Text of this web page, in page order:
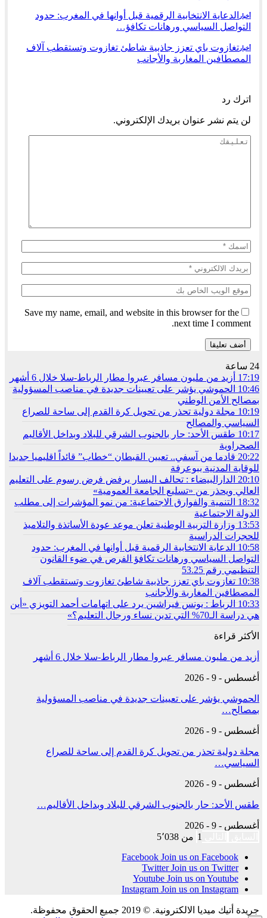
أخبار
الدعاية الانتخابية الرقمية قبل أوانها في المغرب: حدود
التواصل السياسي ورهانات تكافؤ…
أخبار تغازوت باي تعزز جاذبية شاطئ تغازوت وتستقطب آلاف
المصطافين المغاربة والأجانب
اترك رد
لن يتم نشر عنوان بريدك الإلكتروني.
Save my name, email, and website in this browser for the
next time I comment.
24 ساعة
17:19 أزيد من مليون مسافر عبروا مطار الرباط-سلا خلال 6 أشهر
10:46 الحموشي يؤشر على تعيينات جديدة في مناصب المسؤولية
بمصالح الأمن الوطني
10:19 مجلة دولية تحذر من تحويل كرة القدم إلى ساحة للصراع
السياسي والمصالح
10:17 طقس الأحد: حار بالجنوب الشرقي للبلاد وبداخل الأقاليم
الصحراوية
20:22 قادما من آسفي.. تعيين القبطان “خطاب” قائداً اقليميا جديدا
للوقاية المدنية ببوعرفة
20:10 الدارالبيضاء : تحالف اليسار يرفض فرض رسوم على التعليم
العالي ويحذر من «تسليع الجامعة العمومية»
18:32 التنمية والفوارق الاجتماعية: من نمو المؤشرات إلى مطلب
الدولة الاجتماعية
13:53 وزارة التربية الوطنية تعلن موعد عودة الأساتذة والتلاميذ
للحجرات الدراسية
10:58 الدعاية الانتخابية الرقمية قبل أوانها في المغرب: حدود
التواصل السياسي ورهانات تكافؤ الفرص في ضوء القانون
التنظيمي رقم 53.25
10:38 تغازوت باي تعزز جاذبية شاطئ تغازوت وتستقطب آلاف
المصطافين المغاربة والأجانب
10:33 الرباط : يونس فيراشين يرد على اتهامات أحمد التويزي «أين
هي دراسة الـ70% التي تدين نساء ورجال التعليم؟»
الأكثر قراءة
أزيد من مليون مسافر عبروا مطار الرباط-سلا خلال 6 أشهر
أغسطس - 9 - 2026
الحموشي يؤشر على تعيينات جديدة في مناصب المسؤولية
بمصالح…
أغسطس - 9 - 2026
مجلة دولية تحذر من تحويل كرة القدم إلى ساحة للصراع
السياسي…
أغسطس - 9 - 2026
طقس الأحد: حار بالجنوب الشرقي للبلاد وبداخل الأقاليم…
أغسطس - 9 - 2026
1 من 5٬038
Facebook Join us on Facebook
Twitter Join us on Twitter
Youtube Join us on Youtube
Instagram Join us on Instagram
جريدة أتيك ميديا الالكترونية. © 2019 جميع الحقوق محفوظة.